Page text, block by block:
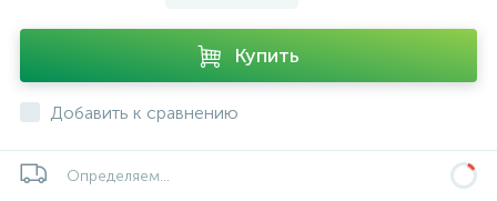
Купить
Добавить к сравнению
Определяем...